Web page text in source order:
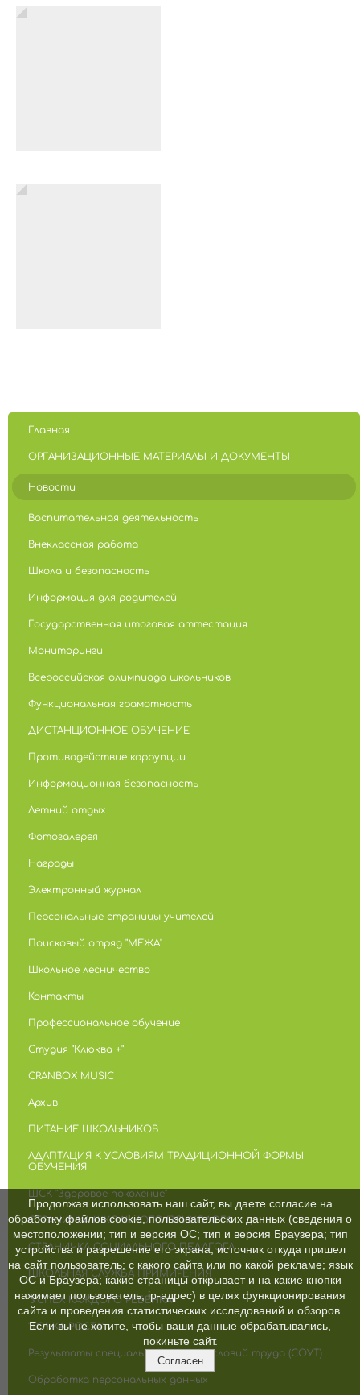
Главная
ОРГАНИЗАЦИОННЫЕ МАТЕРИАЛЫ И ДОКУМЕНТЫ
Новости
Воспитательная деятельность
Внеклассная работа
Школа и безопасность
Информация для родителей
Государственная итоговая аттестация
Мониторинги
Всероссийская олимпиада школьников
Функциональная грамотность
ДИСТАНЦИОННОЕ ОБУЧЕНИЕ
Противодействие коррупции
Информационная безопасность
Летний отдых
Фотогалерея
Награды
Электронный журнал
Персональные страницы учителей
Поисковый отряд "МЕЖА"
Школьное лесничество
Контакты
Профессиональное обучение
Студия "Клюква +"
CRANBOX MUSIC
Архив
ПИТАНИЕ ШКОЛЬНИКОВ
АДАПТАЦИЯ К УСЛОВИЯМ ТРАДИЦИОННОЙ ФОРМЫ
ОБУЧЕНИЯ
ШСК "Здоровое поколение"
СТРАНИЧКА ШКОЛЬНОГО ПСИХОЛОГА
СТРАНИЧКА СОЦИАЛЬНОГО ПЕДАГОГА
ШКОЛЬНАЯ СЛУЖБА ПРИМИРЕНИЯ
"УСПЕХ КАЖДОГО РЕБЕНКА"
"ТОЧКА РОСТА"
Результаты специальной оценки условий труда (СОУТ)
Обработка персональных данных
Продолжая использовать наш сайт, вы даете согласие на
обработку файлов cookie, пользовательских данных (сведения о
местоположении; тип и версия ОС; тип и версия Браузера; тип
устройства и разрешение его экрана; источник откуда пришел
на сайт пользователь; с какого сайта или по какой рекламе; язык
ОС и Браузера; какие страницы открывает и на какие кнопки
нажимает пользователь; ip-адрес) в целях функционирования
сайта и проведения статистических исследований и обзоров.
Если вы не хотите, чтобы ваши данные обрабатывались,
покиньте сайт.
Согласен